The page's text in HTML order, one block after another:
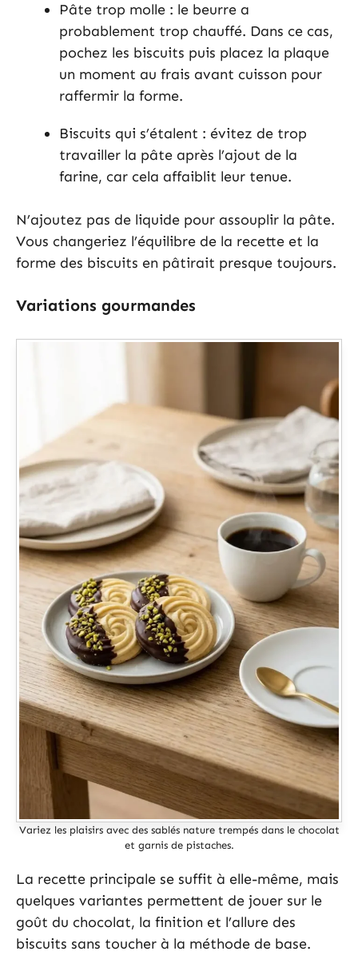
Pâte trop molle : le beurre a
probablement trop chauffé. Dans ce cas,
pochez les biscuits puis placez la plaque
un moment au frais avant cuisson pour
raffermir la forme.
Biscuits qui s’étalent : évitez de trop
travailler la pâte après l’ajout de la
farine, car cela affaiblit leur tenue.
N’ajoutez pas de liquide pour assouplir la pâte.
Vous changeriez l’équilibre de la recette et la
forme des biscuits en pâtirait presque toujours.
Variations gourmandes
Variez les plaisirs avec des sablés nature trempés dans le chocolat
et garnis de pistaches.
La recette principale se suffit à elle-même, mais
quelques variantes permettent de jouer sur le
goût du chocolat, la finition et l’allure des
biscuits sans toucher à la méthode de base.